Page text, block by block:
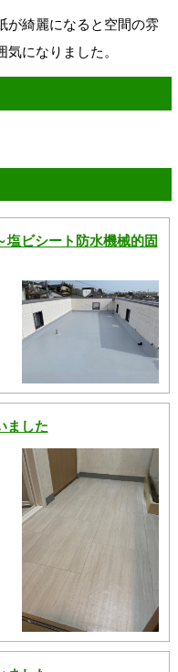
が綺麗になると空間の雰
になりました。
塩ビシート防水機械的固
ました